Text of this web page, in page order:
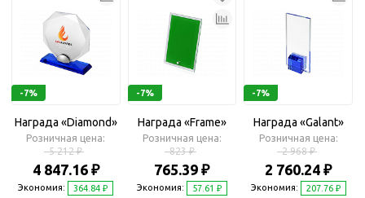
-7%
Награда «Diamond»
Розничная цена:
5 212 ₽
4 847.16 ₽
Экономия: 364.84 ₽
-7%
Награда «Frame»
Розничная цена:
823 ₽
765.39 ₽
Экономия: 57.61 ₽
-7%
Награда «Galant»
Розничная цена:
2 968 ₽
2 760.24 ₽
Экономия: 207.76 ₽